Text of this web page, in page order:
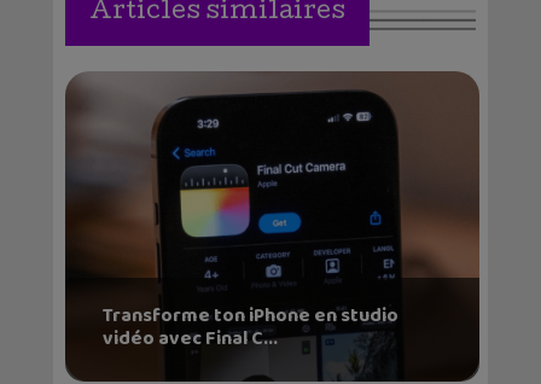
Articles similaires
Transforme ton iPhone en studio
vidéo avec Final C...